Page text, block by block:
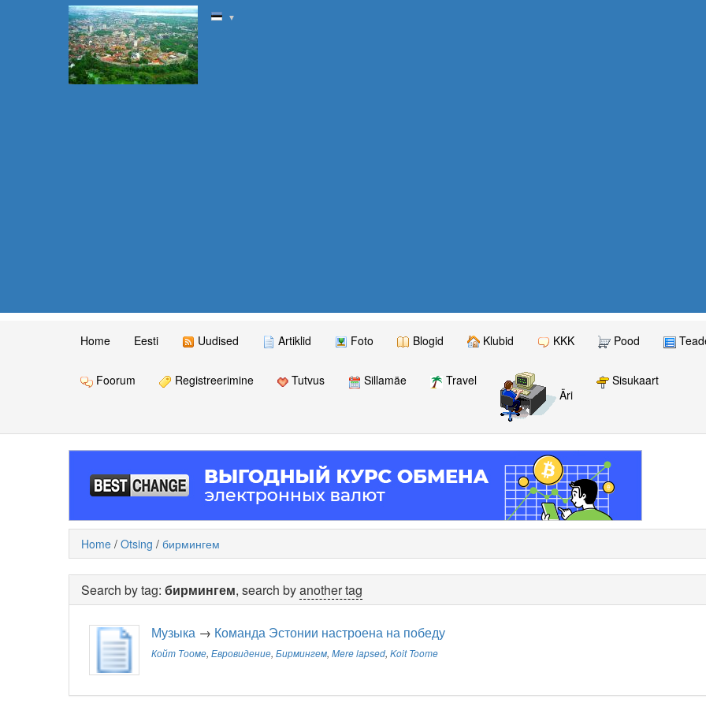
▼
Home Eesti Uudised Artiklid Foto Blogid Klubid KKK Pood
Foorum Registreerimine Tutvus Sillamäe
Travel
Äri
Sisukaart
Home / Otsing / бирмингем
Search by tag: бирмингем, search byanother tag
Музыка → Команда Эстонии настроена на победу
Койт Тооме, Евровидение, Бирмингем, Mere lapsed, Koit Toome